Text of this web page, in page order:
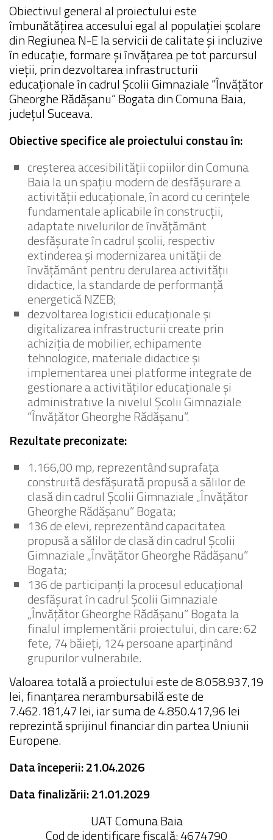
Obiectivul general al proiectului este
îmbunătățirea accesului egal al populaţiei şcolare
din Regiunea N-E la servicii de calitate și incluzive
în educație, formare și învățarea pe tot parcursul
vieții, prin dezvoltarea infrastructurii
educaționale în cadrul Școlii Gimnaziale ”Învățător
Gheorghe Rădășanu” Bogata din Comuna Baia,
județul Suceava.
Obiective specifice ale proiectului constau în:
creşterea accesibilităţii copiilor din Comuna
Baia la un spațiu modern de desfășurare a
activității educaționale, în acord cu cerinţele
fundamentale aplicabile în construcții,
adaptate nivelurilor de învăţământ
desfășurate în cadrul școlii, respectiv
extinderea și modernizarea unității de
învățământ pentru derularea activității
didactice, la standarde de performanță
energetică NZEB;
dezvoltarea logisticii educaționale și
digitalizarea infrastructurii create prin
achiziția de mobilier, echipamente
tehnologice, materiale didactice și
implementarea unei platforme integrate de
gestionare a activităților educaționale și
administrative la nivelul Școlii Gimnaziale
”Învățător Gheorghe Rădășanu”.
Rezultate preconizate:
1.166,00 mp, reprezentând suprafața
construită desfășurată propusă a sălilor de
clasă din cadrul Școlii Gimnaziale „Învățător
Gheorghe Rădășanu” Bogata;
136 de elevi, reprezentând capacitatea
propusă a sălilor de clasă din cadrul Școlii
Gimnaziale „Învățător Gheorghe Rădășanu”
Bogata;
136 de participanți la procesul educațional
desfășurat în cadrul Școlii Gimnaziale
„Învățător Gheorghe Rădășanu” Bogata la
finalul implementării proiectului, din care: 62
fete, 74 băieți, 124 persoane aparținând
grupurilor vulnerabile.
Valoarea totală a proiectului este de 8.058.937,19
lei, finanțarea nerambursabilă este de
7.462.181,47 lei, iar suma de 4.850.417,96 lei
reprezintă sprijinul financiar din partea Uniunii
Europene.
Data începerii: 21.04.2026
Data finalizării: 21.01.2029
UAT Comuna Baia
Cod de identificare fiscală: 4674790